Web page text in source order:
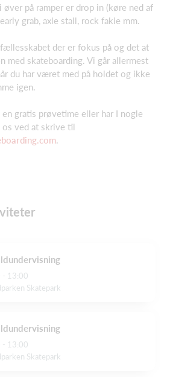
på ramper er drop in (køre ned af
grab, axle stall, rock fakie mm.
der er fokus på og det at
med skateboarding. Vi går allermest
du har været med på holdet og ikke
igen.
gratis prøvetime eller har I nogle
os ved at skrive til
.
- 13:00
Skatepark
- 13:00
Skatepark